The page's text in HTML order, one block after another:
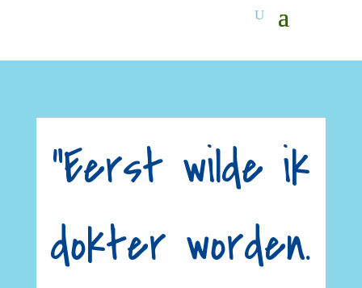
“Eerst wilde ik
dokter worden.